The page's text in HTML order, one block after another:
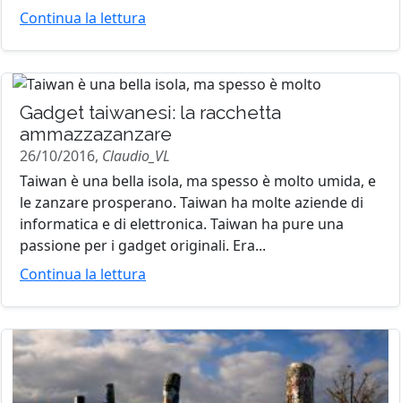
Continua la lettura
Gadget taiwanesi: la racchetta
ammazzazanzare
26/10/2016, Claudio_VL
Taiwan è una bella isola, ma spesso è molto umida, e
le zanzare prosperano. Taiwan ha molte aziende di
informatica e di elettronica. Taiwan ha pure una
passione per i gadget originali. Era...
Continua la lettura